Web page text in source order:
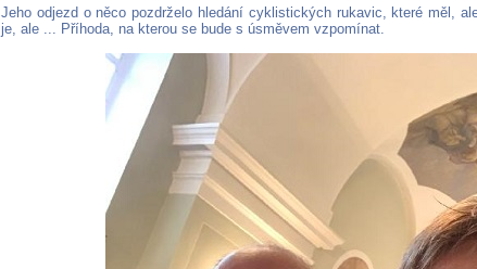
Jeho odjezd o něco pozdrželo hledání cyklistických rukavic, které měl,
je, ale ... Příhoda, na kterou se bude s úsměvem vzpomínat.